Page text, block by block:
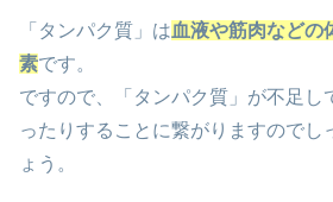
「タンパク質」は血液や筋肉などの
素です。
ですので、「タンパク質」が不足し
ったりすることに繋がりますのでし
ょう。